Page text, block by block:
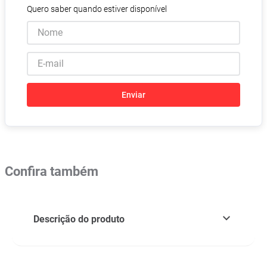
Quero saber quando estiver disponível
Enviar
Confira também
Descrição do produto
10º Lavitan